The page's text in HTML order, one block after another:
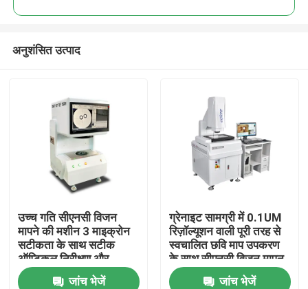
अनुशंसित उत्पाद
उच्च गति सीएनसी विजन
मापने की मशीन 3 माइक्रोन
सटीकता के साथ सटीक
ऑप्टिकल निरीक्षण और
स्वचालित नियंत्रण के लिए
जांच भेजें
ग्रेनाइट सामग्री में 0.1UM
रिज़ॉल्यूशन वाली पूरी तरह से
स्वचालित छवि माप उपकरण
के साथ सीएनसी विजन मापन
मशीन
जांच भेजें